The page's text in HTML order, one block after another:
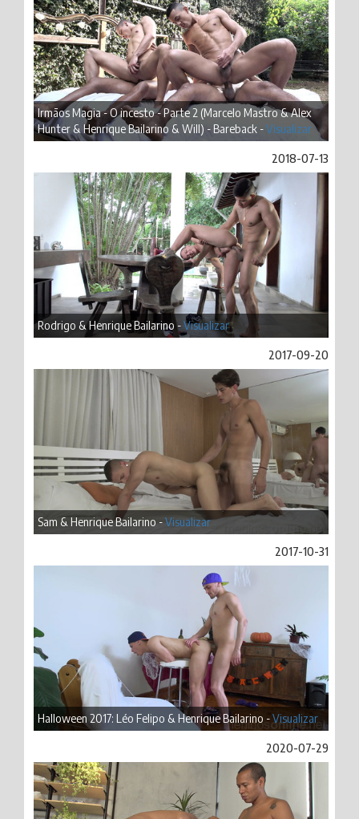
Irmãos Magia - O incesto - Parte 2 (Marcelo Mastro & Alex
Hunter & Henrique Bailarino & Will) - Bareback -Visualizar
2018-07-13
Rodrigo & Henrique Bailarino -Visualizar
2017-09-20
Sam & Henrique Bailarino -Visualizar
2017-10-31
Halloween 2017: Léo Felipo & Henrique Bailarino -Visualizar
2020-07-29